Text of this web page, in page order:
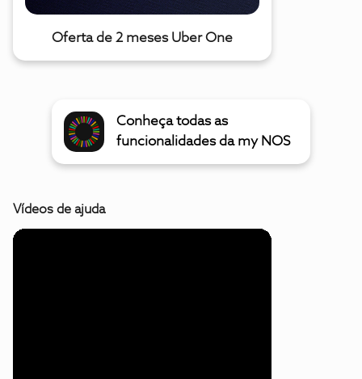
Oferta de 2 meses Uber One
Conheça todas as
funcionalidades da my NOS
Vídeos de ajuda